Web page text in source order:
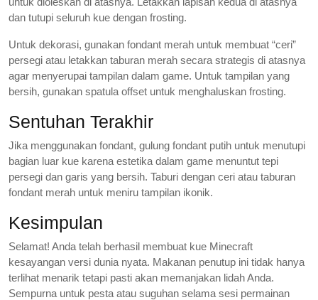
dan tutupi seluruh kue dengan frosting.
Untuk dekorasi, gunakan fondant merah untuk membuat “ceri”
persegi atau letakkan taburan merah secara strategis di atasnya
agar menyerupai tampilan dalam game. Untuk tampilan yang
bersih, gunakan spatula offset untuk menghaluskan frosting.
Sentuhan Terakhir
Jika menggunakan fondant, gulung fondant putih untuk menutupi
bagian luar kue karena estetika dalam game menuntut tepi
persegi dan garis yang bersih. Taburi dengan ceri atau taburan
fondant merah untuk meniru tampilan ikonik.
Kesimpulan
Selamat! Anda telah berhasil membuat kue Minecraft
kesayangan versi dunia nyata. Makanan penutup ini tidak hanya
terlihat menarik tetapi pasti akan memanjakan lidah Anda.
Sempurna untuk pesta atau suguhan selama sesi permainan